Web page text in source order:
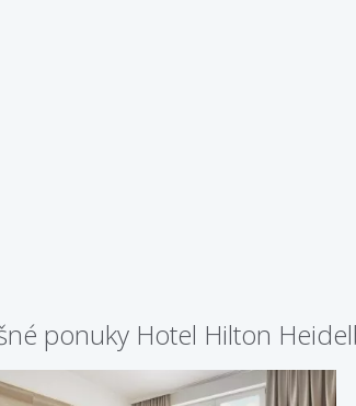
ponuky Hotel Hilton